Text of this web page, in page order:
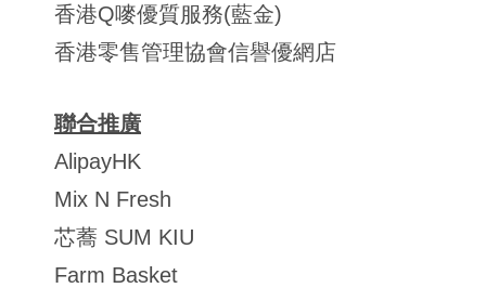
香港Q嘜優質服務(藍金)
香港零售管理協會信譽優網店
聯合推廣
AlipayHK
Mix N Fresh
芯蕎 SUM KIU
Farm Basket